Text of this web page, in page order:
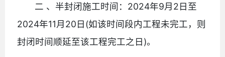
二 、半封闭施工时间：2024年9月2日至
2024年11月20日(如该时间段内工程未完工，则
封闭时间顺延至该工程完工之日)。